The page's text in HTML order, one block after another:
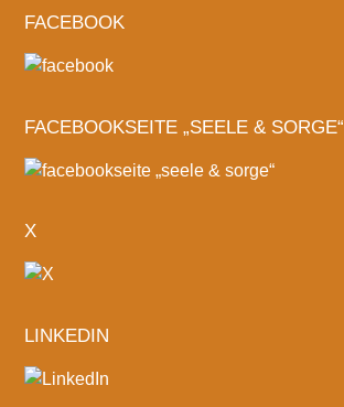
FACEBOOK
FACEBOOKSEITE „SEELE & SORGE“
X
LINKEDIN